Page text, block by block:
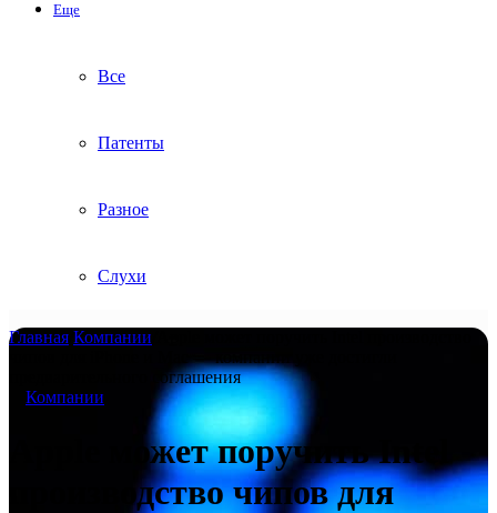
Еще
Все
Патенты
Разное
Слухи
Главная Компании
чипов для iPhone и Mac — компании уже достигли
предварительного соглашения
Компании
Apple может поручить Intel
производство чипов для